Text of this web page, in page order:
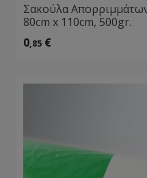
Σακούλα
80cm x 110cm, 500gr.
0,85 €